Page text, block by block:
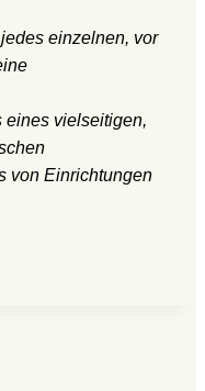
einzelnen, vor
eines vielseitigen,
von Einrichtungen